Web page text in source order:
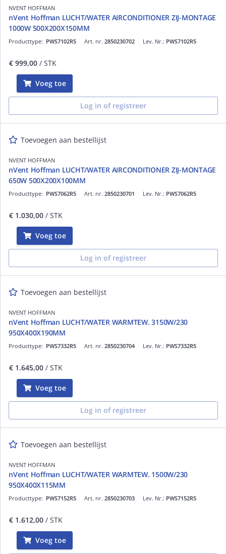
NVENT HOFFMAN
nVent Hoffman LUCHT/WATER AIRCONDITIONER ZIJ-MONTAGE
1000W 500X200X150MM
Art. nr. 2850230702
Producttype: PWS7102R5 Lev. Nr.: PWS7102R5
€ 999,00 / STK
Voeg toe
Log in of registreer
Toevoegen aan bestellijst
NVENT HOFFMAN
nVent Hoffman LUCHT/WATER AIRCONDITIONER ZIJ-MONTAGE
650W 500X200X100MM
Art. nr. 2850230701
Producttype: PWS7062R5 Lev. Nr.: PWS7062R5
€ 1.030,00 / STK
Voeg toe
Log in of registreer
Toevoegen aan bestellijst
NVENT HOFFMAN
nVent Hoffman LUCHT/WATER WARMTEW. 3150W/230
950X400X190MM
Art. nr. 2850230704
Producttype: PWS7332R5 Lev. Nr.: PWS7332R5
€ 1.645,00 / STK
Voeg toe
Log in of registreer
Toevoegen aan bestellijst
NVENT HOFFMAN
nVent Hoffman LUCHT/WATER WARMTEW. 1500W/230
950X400X115MM
Art. nr. 2850230703
Producttype: PWS7152R5 Lev. Nr.: PWS7152R5
€ 1.612,00 / STK
Voeg toe